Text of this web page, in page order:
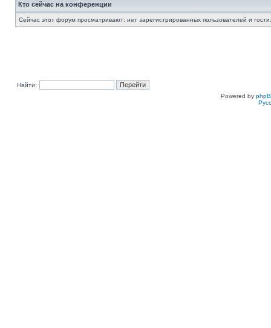
Кто сейчас на конференции
Сейчас этот форум просматривают: нет зарегистрированных пользователей и
Найти:
Powered by